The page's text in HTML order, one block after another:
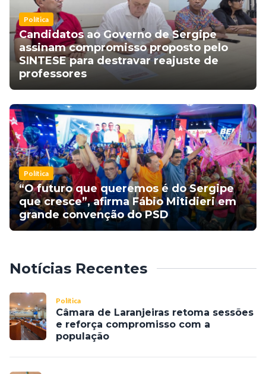
Política
Candidatos ao Governo de Sergipe
assinam compromisso proposto pelo
SINTESE para destravar reajuste de
professores
Política
“O futuro que queremos é do Sergipe
que cresce”, afirma Fábio Mitidieri em
grande convenção do PSD
Notícias Recentes
Política
Câmara de Laranjeiras retoma sessões
e reforça compromisso com a
população